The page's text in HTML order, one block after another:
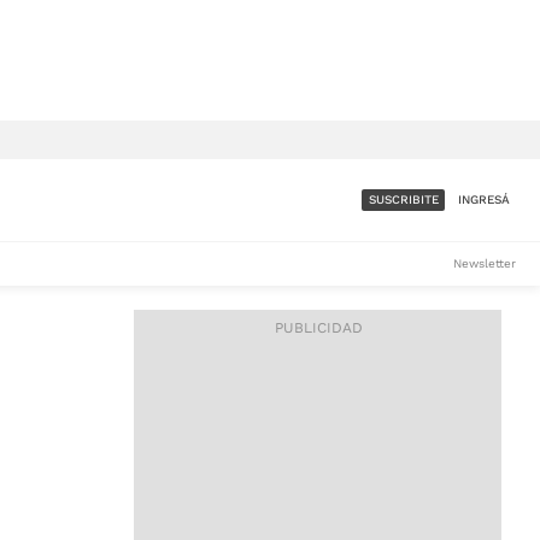
ACCESO FULL - $1.800/MES
SUSCRIBITE INGRESÁ
Newsletter